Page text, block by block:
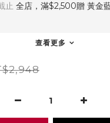
止 全店，滿$2,500贈 黃金
查看更多